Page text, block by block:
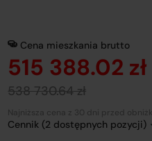
Cena mieszkania brutto
515 388.02 zł
538 730.64 zł
Cennik (2 dostępnych pozycji)